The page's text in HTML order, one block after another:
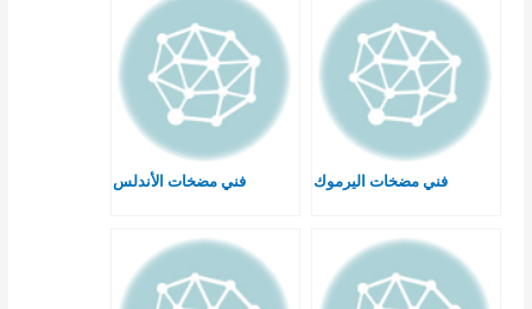
فني مضخات اليرموك فني مضخات الأندلس